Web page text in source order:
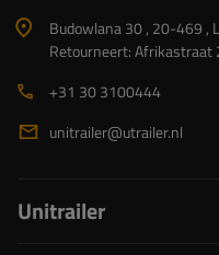
Budowlana 30 , 20-469 ,
Retourneert: Afrikastraat
+31 30 3100444
unitrailer@utrailer.nl
Unitrailer